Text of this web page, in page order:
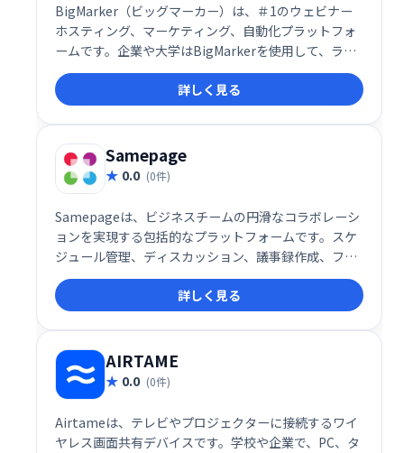
BigMarker（ビッグマーカー）は、＃1のウェビナー
ホスティング、マーケティング、自動化プラットフォ
ームです。企業や大学はBigMarkerを使用して、ライ
ブ、オンデマンド、自動化されたウェビナー、オンラ
インプレゼンテーション、トレーニング、イベントを
主催し、リード、顧客、その他の利害関係者と有意義
な会話を交わしています。
詳しく見る
Samepage
0.0 (0件)
Samepageは、ビジネスチームの円滑なコラボレーシ
ョンを実現する包括的なプラットフォームです。スケ
ジュール管理、ディスカッション、議事録作成、ファ
イル共有、インスタントメッセージ、タスク管理な
ど、チームワークに必要な機能を一つに集約。情報の
一元化による効率化と、スムーズなコミュニケーショ
ン促進で、生産性向上をサポートします。単一のプラ
ットフォームでチームワークを強化し、ビジネスの成
功に貢献します。
詳しく見る
AIRTAME
0.0 (0件)
Airtameは、テレビやプロジェクターに接続するワイ
ヤレス画面共有デバイスです。学校や企業で、PC、タ